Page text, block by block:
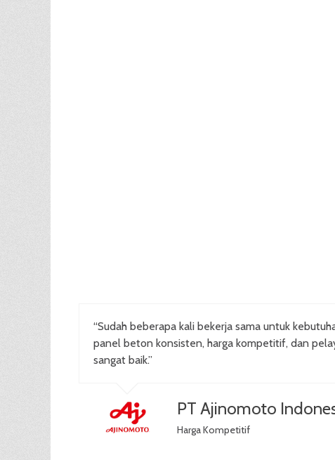
“Sudah beberapa kali bekerja sama untuk
panel beton konsisten, harga kompetitif, dan
sangat baik.”
PT Ajinomoto
Harga Kompetitif